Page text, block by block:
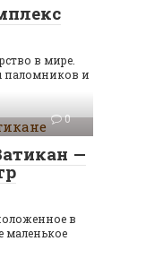
в мире.
паломников и
0
—
в
маленькое